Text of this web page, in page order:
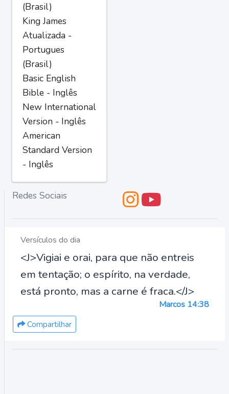
(Brasil)
King James
Atualizada -
Portugues
(Brasil)
Basic English
Bible - Inglês
New International
Version - Inglês
American
Standard Version
- Inglês
Redes Sociais
Versículos do dia
<J>Vigiai e orai, para que não entreis
em tentação; o espírito, na verdade,
está pronto, mas a carne é fraca.</J>
Marcos 14:38
Compartilhar